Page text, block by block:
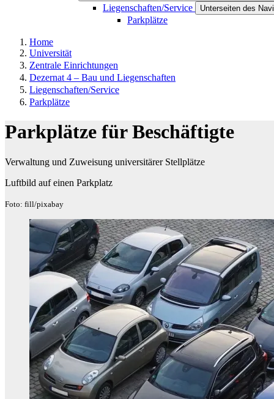
Liegenschaften/Service Unterseiten des
Parkplätze
Home
Universität
Zentrale Einrichtungen
Dezernat 4 – Bau und Liegenschaften
Liegenschaften/Service
Parkplätze
Parkplätze für Beschäftigte
Verwaltung und Zuweisung universitärer Stellplätze
Luftbild auf einen Parkplatz
Foto: fill/pixabay